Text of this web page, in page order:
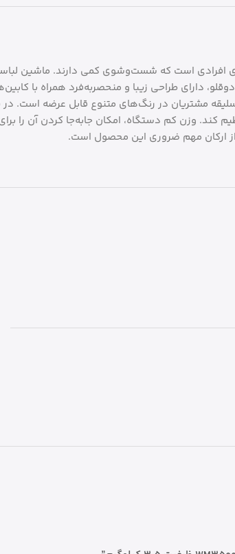
دارای طراحی زیبا و منحصربه‌فرد همراه با
در رنگ‌های متنوع قابل عرضه است. در
کند. وزن کم دستگاه، امکان جابه‌جا کردن آن را
مهم ضروری این محصول است.